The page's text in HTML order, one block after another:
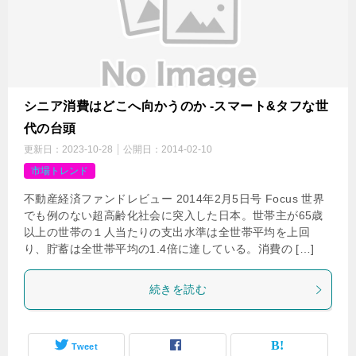
シニア消費はどこへ向かうのか -スマート&タフな世
代の台頭
更新日： 2023-10-28 公開日： 2014-02-10
市場トレンド
不動産経済ファンドレビュー 2014年2月5日号 Focus 世界
でも例のない超高齢化社会に突入した日本。世帯主が65歳
以上の世帯の１人当たりの支出水準は全世帯平均を上回
り、貯蓄は全世帯平均の1.4倍に達している。消費の […]
続きを読む
Tweet